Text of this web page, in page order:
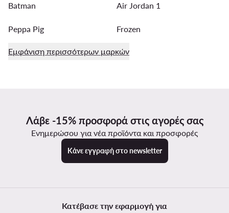
Batman Air Jordan 1
Peppa Pig Frozen
Εμφάνιση περισσότερων μαρκών
Λάβε -15% προσφορά στις αγορές σας
Ενημερώσου για νέα προϊόντα και προσφορές
Κάνε εγγραφή στο newsletter
Κατέβασε την εφαρμογή για